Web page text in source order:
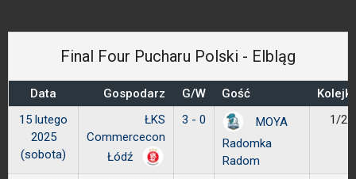
Final Four Pucharu Polski - Elbląg
Data Gospodarz G/W Gość
15 lutego
2025
(sobota)
ŁKS
Commercecon
Łódź
3 - 0
MOYA
Radomka
Radom
1/2